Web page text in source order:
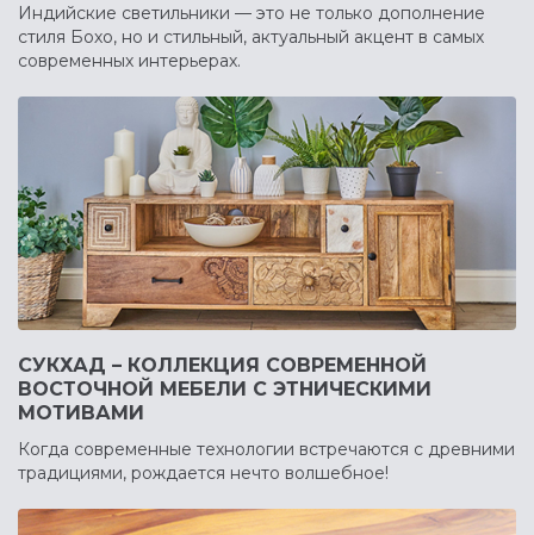
Индийские светильники — это не только дополнение
стиля Бохо, но и стильный, актуальный акцент в самых
современных интерьерах.
СУКХАД – КОЛЛЕКЦИЯ СОВРЕМЕННОЙ
ВОСТОЧНОЙ МЕБЕЛИ С ЭТНИЧЕСКИМИ
МОТИВАМИ
Когда современные технологии встречаются с древними
традициями, рождается нечто волшебное!